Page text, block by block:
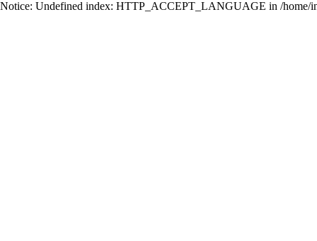
Notice: Undefined index: HTTP_ACCEPT_LANGUAGE in /home/